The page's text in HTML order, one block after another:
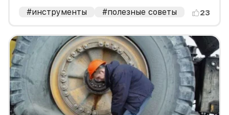
#инструменты #полезные советы 23